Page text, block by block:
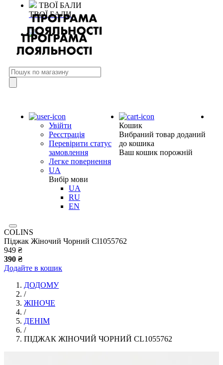
ТВОЇ БАЛИ
ТВОЇ БАЛИ
Увійти
Реєстрація
Перевірити статус
замовлення
Легке повернення
UA
Вибір мови
UA
RU
EN
Кошик
Вибраний товар доданий
до кошика
Ваш кошик порожній
COLINS
Піджак Жіночий Чорний Cl1055762
949 ₴
390 ₴
Додайте в кошик
ДОДОМУ
/
ЖІНОЧЕ
/
ДЕНІМ
/
ПІДЖАК ЖІНОЧИЙ ЧОРНИЙ CL1055762